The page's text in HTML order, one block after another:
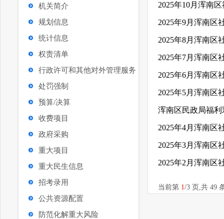
机关简介
规划信息
统计信息
权责清单
行政许可和其他对外管理服务
处罚强制
预算/决算
收费项目
政府采购
重大项目
重大民生信息
招考录用
公共资源配置
防范化解重大风险
2025年10月浑南
2025年9月浑南区
2025年8月浑南区
2025年7月浑南区
2025年6月浑南区
2025年5月浑南区
浑南区民政局福
2025年4月浑南区
2025年3月浑南区
2025年2月浑南区
当前第 1/3 页,共 49